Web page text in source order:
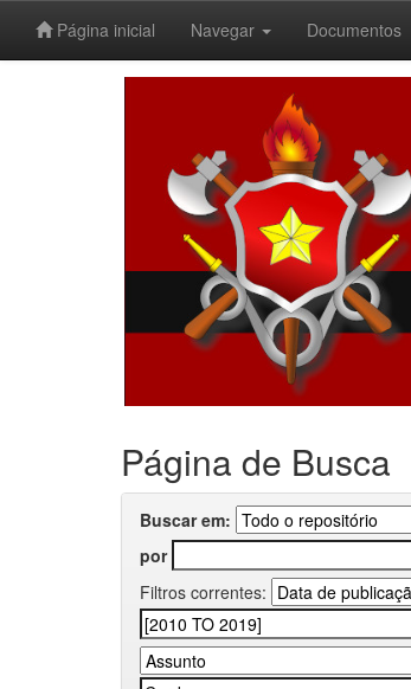
Página inicial Navegar Documentos
Página de Busca
Buscar em:
por
Filtros correntes: